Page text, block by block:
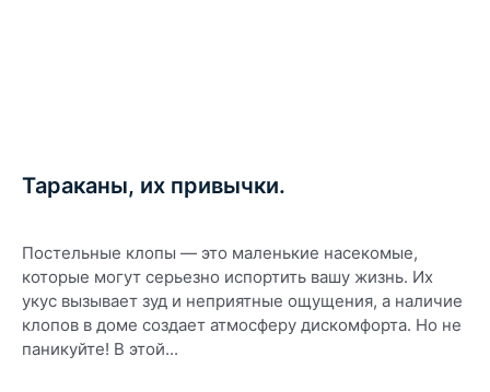
Тараканы, их привычки.
Постельные клопы — это маленькие насекомые,
которые могут серьезно испортить вашу жизнь. Их
укус вызывает зуд и неприятные ощущения, а наличие
клопов в доме создает атмосферу дискомфорта. Но не
паникуйте! В этой...